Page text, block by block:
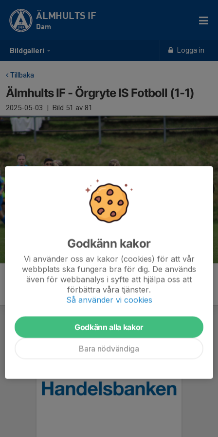
Bildgalleri Logga in
ÄLMHULTS IF
Dam
Tillbaka
Älmhults IF - Örgryte IS Fotboll (1-1)
2025-05-03 | Bild 51 av 81
Godkänn kakor
Vi använder oss av kakor (cookies) för att vår
webbplats ska fungera bra för dig. De används
även för webbanalys i syfte att hjälpa oss att
förbättra våra tjänster.
Så använder vi cookies
Godkänn alla kakor
Bara nödvändiga